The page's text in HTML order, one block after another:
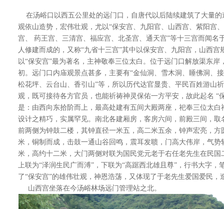
在汤峪口以西五公里处的远门口，自唐代以后陆续建筑了大量
观依山造势，宏伟壮观，尤以“保安宫、九阳官、山西宫、紫阳宫
宫、 药王宫、三清宫、福应宫、北圣宫、通天宫”等十三宫而闻名
人修建而成的，又称“九省十三宫”其中以保安宫、九阳宫，山西
以“保安宫”最为著名，主神敬奉三位太白。位于远门口解放渠东
初。远门口内庙观景点甚多，主要有“金仙洞、雪木洞、睡佛洞、
松花坪、云台山、香引山”等，所以历代达官显贵、平民百姓游山
观，既可接待各方官员，也能祈祷神灵保佑一方平安，故此起名 “
是：由西向东拾阶而上，最高处建有五间大殿两座，祀奉三位太
设计之精巧，实属罕见。南北各建厢房，客房六间，前殿三间，取
前两侧为钟鼓二楼，其钟直径一米五，高二米五余，钟声宏亮，
米，铜制而成，击鼓一通山谷回鸣，震耳发聩，门高大伟岸，气
米，高约十二米，大门两侧对联为国民党元老于右任老先生在民
上联为“泽润生民广而溥”，下联为“高踞西北雄且尊”，行书大字，
了“保安宫”的雄伟壮观，神恩浩荡，又体现了于老先生爱国爱民，
山西宫坐落在今汤峪林场远门管理站之北。